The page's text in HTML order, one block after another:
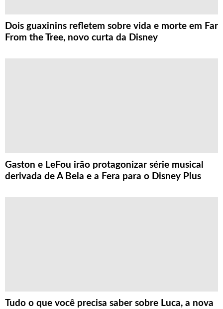
Dois guaxinins refletem sobre vida e morte em Far
From the Tree, novo curta da Disney
Gaston e LeFou irão protagonizar série musical
derivada de A Bela e a Fera para o Disney Plus
Tudo o que você precisa saber sobre Luca, a nova